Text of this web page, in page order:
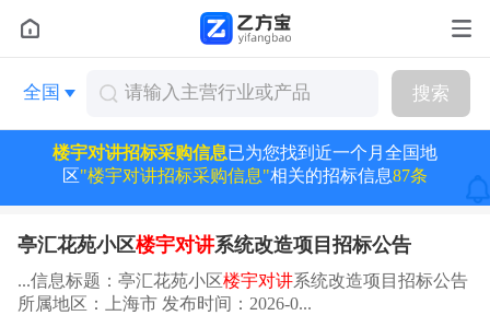
全国 搜索
楼宇对讲招标采购信息已为您找到近一个月全国地
区"楼宇对讲招标采购信息"相关的招标信息87条
亭汇花苑小区楼宇对讲系统改造项目招标公告
...信息标题：亭汇花苑小区楼宇对讲系统改造项目招标公告
所属地区：上海市 发布时间：2026-0...